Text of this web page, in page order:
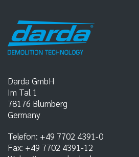
Darda GmbH
Im Tal 1
78176 Blumberg
Germany
Telefon: +49 7702 4391-0
Fax: +49 7702 4391-12